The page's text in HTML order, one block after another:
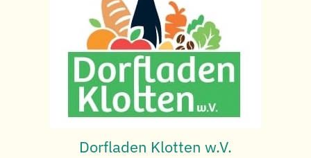
Dorfladen Klotten w.V.